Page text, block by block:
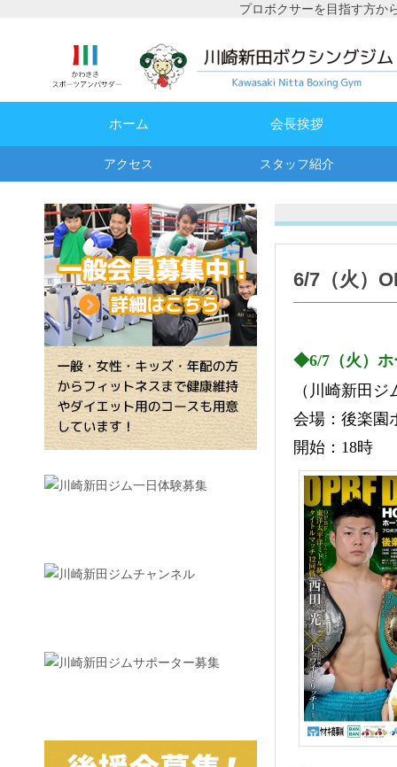
プロボクサーを目指す方か
ホーム 会長挨拶
アクセス スタッフ紹介
6/7（火）
◆6/7（火）ホ
（川崎新田
会場：後楽園
開始：18時